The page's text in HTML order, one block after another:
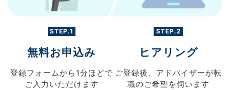
STEP.1
無料お申込み
登録フォームから 1分ほどで
ご入力 いただけます
STEP.2
ヒアリング
ご登録後、 アドバイザーが転
職のご希望を伺います